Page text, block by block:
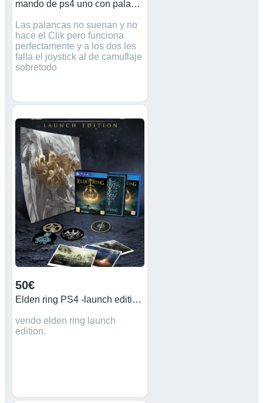
mando de ps4 uno con palancas y otro normal
Las palancas no suenan y no
hace el Clik pero funciona
perfectamente y a los dos les
falla el joystick al de camuflaje
sobretodo
50€
Elden ring PS4 -launch edition-
vendo elden ring launch
edition.